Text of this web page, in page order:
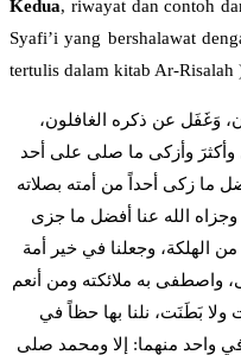
Kedua, riwayat dan contoh
Syafi’i yang bershalawat
tertulis dalam kitab Ar-Risalah
وَغَفَل عن ذكره الغافلون،
وأكثرَ وأزكى ما صلى على أحد
ما زكى أحداً من أمته بصلاته
وجزاه الله عنا أفضل ما جزى
الهلكة، وجعلنا في خير أمة
واصطفى به ملائكته ومن أنعم
بَطَنَت، نلنا بها حظاً في
واحد منهما: إلا ومحمد صلى